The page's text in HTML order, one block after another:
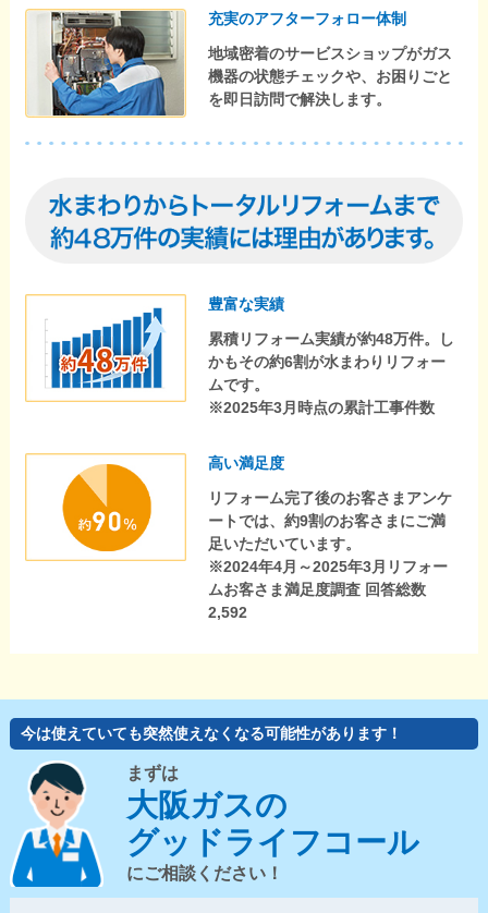
充実のアフターフォロー体制
地域密着のサービスショップがガス
機器の状態チェックや、お困りごと
を即日訪問で解決します。
豊富な実績
累積リフォーム実績が約48万件。し
かもその約6割が水まわりリフォー
ムです。
※2025年3月時点の累計工事件数
高い満足度
リフォーム完了後のお客さまアンケ
ートでは、約9割のお客さまにご満
足いただいています。
※2024年4月～2025年3月リフォー
ムお客さま満足度調査 回答総数
2,592
今は使えていても突然使えなくなる可能性があります！
まずは
大阪ガスの
グッドライフコール
にご相談ください！